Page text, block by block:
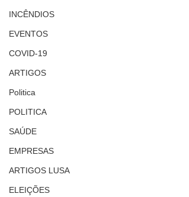
INCÊNDIOS
EVENTOS
COVID-19
ARTIGOS
Politica
POLITICA
SAÚDE
EMPRESAS
ARTIGOS LUSA
ELEIÇÕES